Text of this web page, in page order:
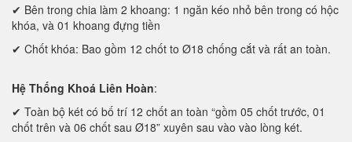
✔ Bên trong chia làm 2 khoang: 1 ngăn kéo nhỏ bên trong có hộc
khóa, và 01 khoang đựng tiền
✔ Chốt khóa: Bao gồm 12 chốt to Ø18 chống cắt và rất an toàn.
Hệ Thống Khoá Liên Hoàn:
✔ Toàn bộ két có bố trí 12 chốt an toàn “gồm 05 chốt trước, 01
chốt trên và 06 chốt sau Ø18” xuyên sau vào vào lòng két.